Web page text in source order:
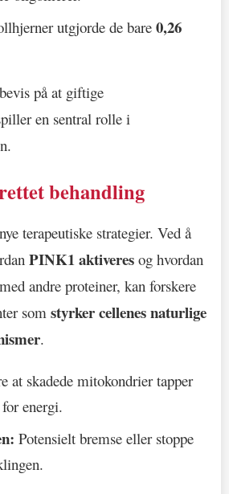
utgjorde de bare 0,26
på at giftige
en sentral rolle i
behandling
terapeutiske strategier. Ved å
PINK1 aktiveres og hvordan
andre proteiner, kan forskere
som styrker cellenes naturlige
.
at skadede mitokondrier tapper
energi.
Potensielt bremse eller stoppe